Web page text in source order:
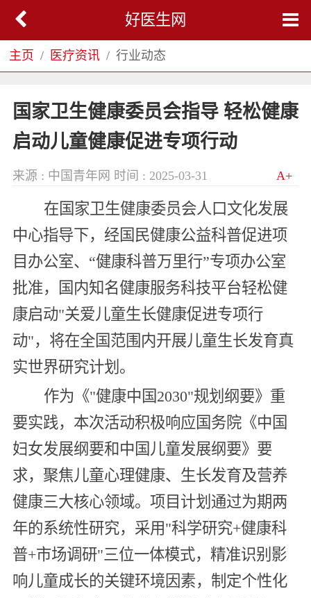
好医生网
主页 医疗资讯 行业动态
国家卫生健康委员会指导 轻松健康
启动儿童健康促进专项行动
来源 : 中国青年网 时间 : 2025-03-31 A+
在国家卫生健康委员会人口文化发展
中心指导下，经国民健康公益科普促进项
目办公室、“健康科普万里行”专项办公室
批准，国内知名健康服务科技平台轻松健
康启动"关爱儿童生长健康促进专项行
动"，将在全国范围内开展儿童生长发育真
实世界研究计划。
作为《"健康中国2030"规划纲要》重
要实践，本次活动积极响应国务院《中国
妇女发展纲要和中国儿童发展纲要》要
求，聚焦儿童心理健康、生长发育及营养
健康三大核心领域。项目计划通过为期两
年的系统性研究，采用"科学研究+健康科
普+市场调研"三位一体模式，精准识别影
响儿童成长的关键环境因素，制定个性化